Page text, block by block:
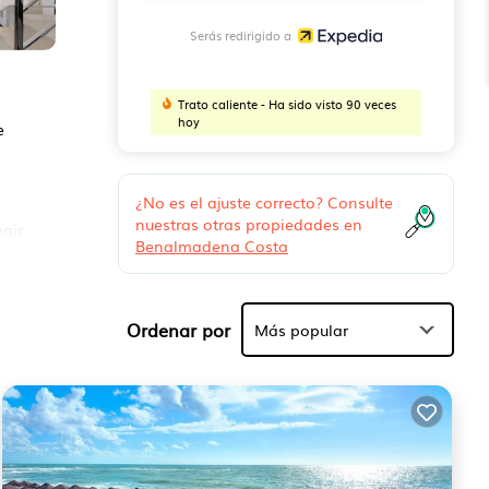
Serás redirigido a
Trato caliente - Ha sido visto 90 veces
hoy
¿No es el ajuste correcto? Consulte
nuestras otras propiedades en
Benalmadena Costa
Ordenar por Más popular